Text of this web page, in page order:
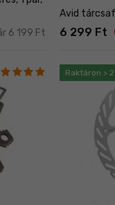
6 199 Ft
Avid
6 299 Ft
Raktáron >